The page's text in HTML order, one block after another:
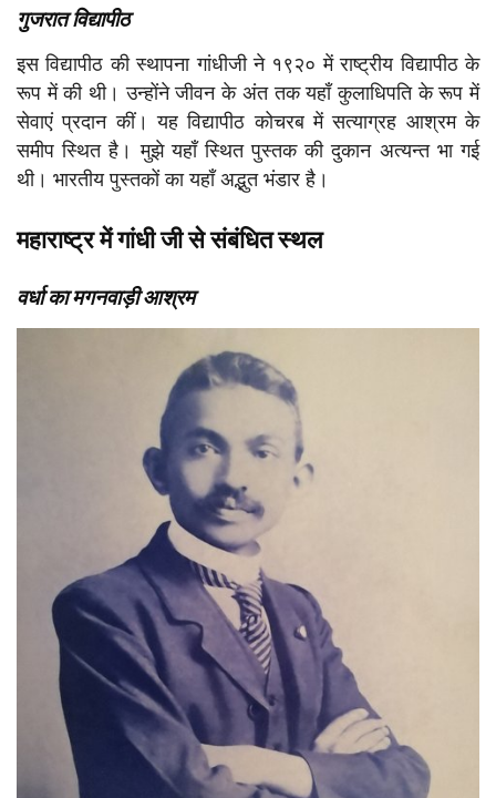
गुजरात विद्यापीठ
इस विद्यापीठ की स्थापना गांधीजी ने १९२० में राष्ट्रीय विद्यापीठ के
रूप में की थी। उन्होंने जीवन के अंत तक यहाँ कुलाधिपति के रूप में
सेवाएं प्रदान कीं। यह विद्यापीठ कोचरब में सत्याग्रह आश्रम के
समीप स्थित है। मुझे यहाँ स्थित पुस्तक की दुकान अत्यन्त भा गई
थी। भारतीय पुस्तकों का यहाँ अद्भुत भंडार है।
महाराष्ट्र में गांधी जी से संबंधित स्थल
वर्धा का मगनवाड़ी आश्रम